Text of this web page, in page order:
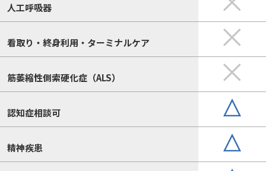
人工呼吸器
看取り・終身利用・ターミナルケア
筋萎縮性側索硬化症（ALS）
認知症相談可
精神疾患